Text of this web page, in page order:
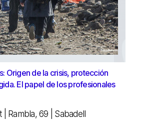
Origen de la crisis, protección
El papel de los profesionales
| Rambla, 69 | Sabadell